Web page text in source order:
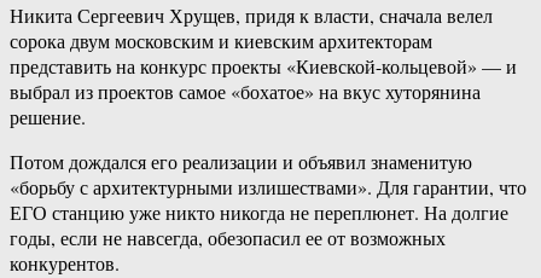
Никита Сергеевич Хрущев, придя к власти, сначала велел
сорока двум московским и киевским архитекторам
представить на конкурс проекты «Киевской-кольцевой» — и
выбрал из проектов самое «бохатое» на вкус хуторянина
решение.
Потом дождался его реализации и объявил знаменитую
«борьбу с архитектурными излишествами». Для гарантии, что
ЕГО станцию уже никто никогда не переплюнет. На долгие
годы, если не навсегда, обезопасил ее от возможных
конкурентов.